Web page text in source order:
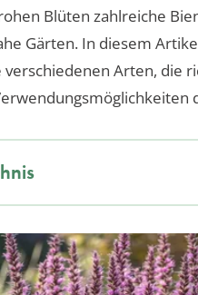
Blüten zahlreiche
Gärten. In diesem
Arten, die